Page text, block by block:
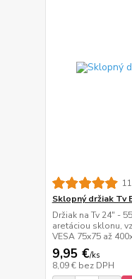
Sklopný držiak Tv
Držiak na Tv 24" -
aretáciou sklonu,
VESA 75x75 až
9,95 €/ks
8,09 € bez DPH